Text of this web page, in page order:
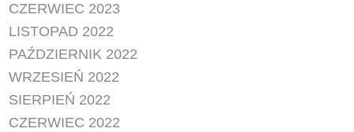
CZERWIEC 2023
LISTOPAD 2022
PAŹDZIERNIK 2022
WRZESIEŃ 2022
SIERPIEŃ 2022
CZERWIEC 2022